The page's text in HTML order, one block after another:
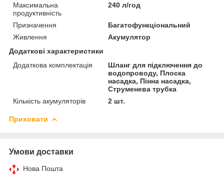
Максимальна
продуктивність
240 л/год
Призначення
Багатофункціональний
Живлення
Акумулятор
Додаткові характеристики
Додаткова комплектація
Шланг для підключення до
водопроводу, Плоска
насадка, Пінна насадка,
Струменева трубка
Кількість акумуляторів
2 шт.
Приховати
Умови доставки
Нова Пошта